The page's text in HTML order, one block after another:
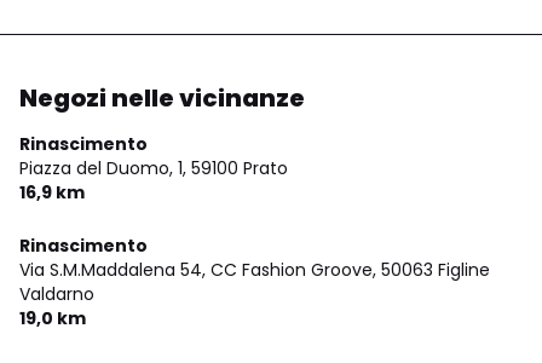
Negozi nelle vicinanze
Rinascimento
Piazza del Duomo, 1, 59100 Prato
16,9 km
Rinascimento
Via S.M.Maddalena 54, CC Fashion Groove, 50063 Figline
Valdarno
19,0 km